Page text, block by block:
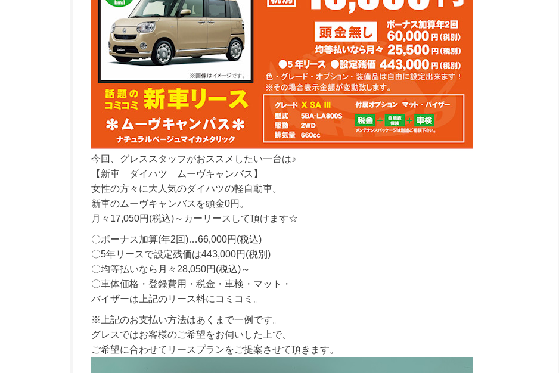
今回、グレススタッフがおススメしたい一台は♪
【新車 ダイハツ ムーヴキャンバス】
女性の方々に大人気のダイハツの軽自動車。
新車のムーヴキャンバスを頭金0円。
月々17,050円(税込)～カーリースして頂けます☆
〇ボーナス加算(年2回)…66,000円(税込)
〇5年リースで設定残価は443,000円(税別)
〇均等払いなら月々28,050円(税込)～
〇車体価格・登録費用・税金・車検・マット・
バイザーは上記のリース料にコミコミ。
※上記のお支払い方法はあくまで一例です。
グレスではお客様のご希望をお伺いした上で、
ご希望に合わせてリースプランをご提案させて頂きます。